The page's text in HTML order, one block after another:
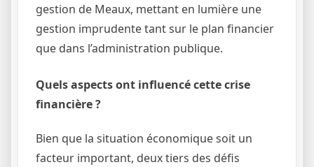
gestion de Meaux, mettant en lumière une
gestion imprudente tant sur le plan financier
que dans l’administration publique.
Quels aspects ont influencé cette crise
financière ?
Bien que la situation économique soit un
facteur important, deux tiers des défis